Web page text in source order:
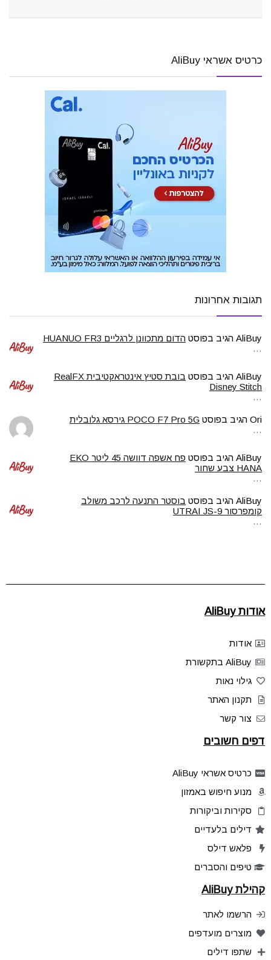
כרטיס אשראי AliBuy
תגובות אחרונות
AliBuy הגיב בפוסט הדום מתכוונן לרגליים HUANUO FR3
…
AliBuy הגיב בפוסט
בובת סטיץ אינטראקטיבית RealFX
Disney Stitch
…
Ori הגיב בפוסט POCO F7 Pro 5G גירסא גלובלית
…
AliBuy הגיב בפוסט
פח אשפה דוושה 45 ליטר EKO
HANA צבע שחור
…
AliBuy הגיב בפוסט בוסטר התנעה לרכב משולב
קומפרסור UTRAI JS-9
…
אודות AliBuy
אודות
AliBuy בתקשורת
גילוי נאות
תקנון האתר
צור קשר
דפים חשובים
כרטיס אשראי AliBuy
מנוע חיפוש באמזון
סקירות וביקורות
דילים בלעדיים
פלאש דילס
טיפים והסברים
קהילת AliBuy
הרשמו לאתר
מוצרים מועדפים
שתפו דילים